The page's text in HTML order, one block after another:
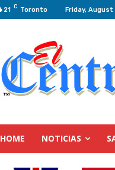
21 C Toronto Friday, August
HOME NOTICIAS